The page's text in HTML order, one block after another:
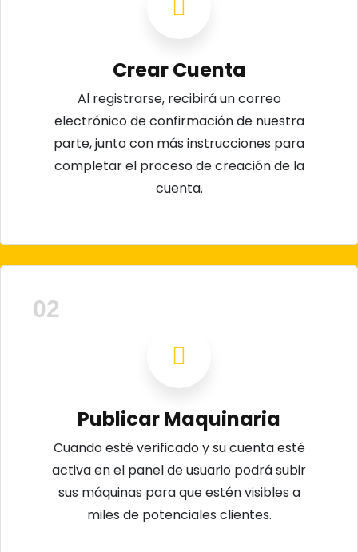
Crear Cuenta
Al registrarse, recibirá un correo
electrónico de confirmación de nuestra
parte, junto con más instrucciones para
completar el proceso de creación de la
cuenta.
02
Publicar Maquinaria
Cuando esté verificado y su cuenta esté
activa en el panel de usuario podrá subir
sus máquinas para que estén visibles a
miles de potenciales clientes.